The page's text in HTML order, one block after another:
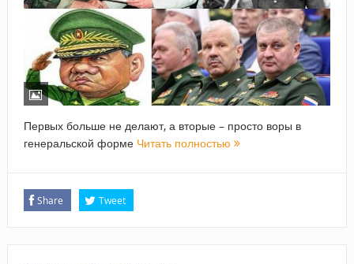
Первых больше не делают, а вторые – просто воры в
генеральской форме Читать полностью
Share Tweet